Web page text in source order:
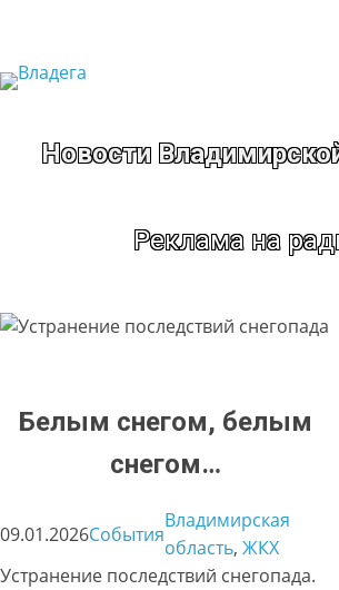
содержимому
Новости
Реклама на
Белым снегом, белым
снегом…
09.01.2026События
Владимирская
область, ЖКХ
Устранение последствий снегопада.